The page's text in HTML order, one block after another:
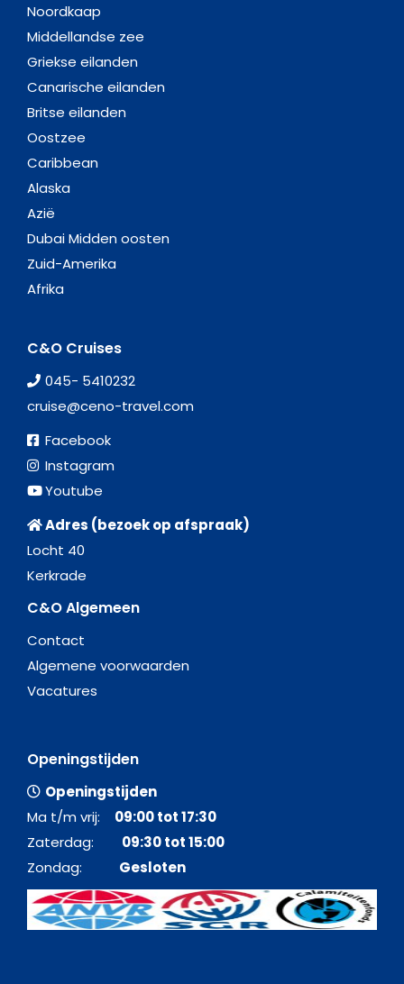
Noordkaap
Middellandse zee
Griekse eilanden
Canarische eilanden
Britse eilanden
Oostzee
Caribbean
Alaska
Azië
Dubai Midden oosten
Zuid-Amerika
Afrika
C&O Cruises
045- 5410232
cruise@ceno-travel.com
Facebook
Instagram
Youtube
Adres (bezoek op afspraak)
Locht 40
Kerkrade
C&O Algemeen
Contact
Algemene voorwaarden
Vacatures
Openingstijden
Openingstijden
Ma t/m vrij: 09:00 tot 17:30
Zaterdag: 09:30 tot 15:00
Zondag: Gesloten